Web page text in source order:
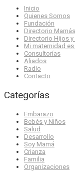
Inicio
Quienes Somos
Fundación
Directorio Mamás
Directorio Hijos y
Mi maternidad es
Consultorías
Aliados
Radio
Contacto
Categorías
Embarazo
Bebés y Niños
Salud
Desarrollo
Soy Mamá
Crianza
Familia
Organizaciones